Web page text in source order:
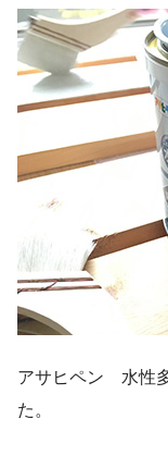
アサヒペン 水性
た。